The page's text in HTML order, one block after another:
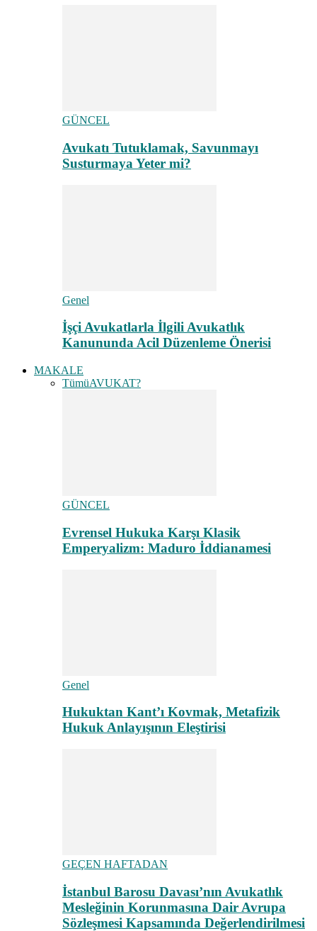
GÜNCEL
Avukatı Tutuklamak, Savunmayı
Susturmaya Yeter mi?
Genel
İşçi Avukatlarla İlgili Avukatlık
Kanununda Acil Düzenleme Önerisi
MAKALE
TümüAVUKAT?
GÜNCEL
Evrensel Hukuka Karşı Klasik
Emperyalizm: Maduro İddianamesi
Genel
Hukuktan Kant’ı Kovmak, Metafizik
Hukuk Anlayışının Eleştirisi
GEÇEN HAFTADAN
İstanbul Barosu Davası’nın Avukatlık
Mesleğinin Korunmasına Dair Avrupa
Sözleşmesi Kapsamında Değerlendirilmesi